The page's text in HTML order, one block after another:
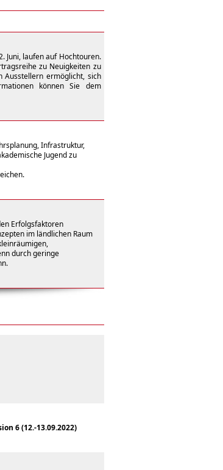
Juni, laufen auf Hochtouren.
zu Neuigkeiten zu
Ausstellern ermöglicht, sich
können Sie dem
Infrastruktur,
Jugend zu
Erfolgsfaktoren
im ländlichen Raum
durch geringe
6 (12.-13.09.2022)